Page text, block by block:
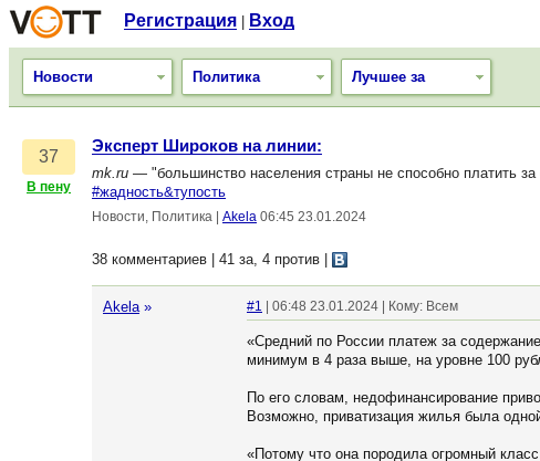
Регистрация Вход
Новости Политика Лучшее за
37
В пену
Эксперт Широков на линии:
mk.ru — "большинство населения страны не способно платить
#жадность&тупость
Новости, Политика Akela 06:45 23.01.2024
38 комментариев | 41 за, 4 против
Akela » #1 | 06:48 23.01.2024 | Кому: Всем
«Средний по России платеж за
минимум в 4 раза выше, на уровне 100
По его словам, недофинансирование
Возможно, приватизация жилья была
«Потому что она породила огромный